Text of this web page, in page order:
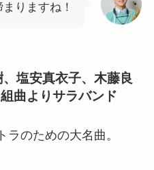
りますね！
塩安真衣子、木藤良
曲よりサラバンド
ラのための大名曲。